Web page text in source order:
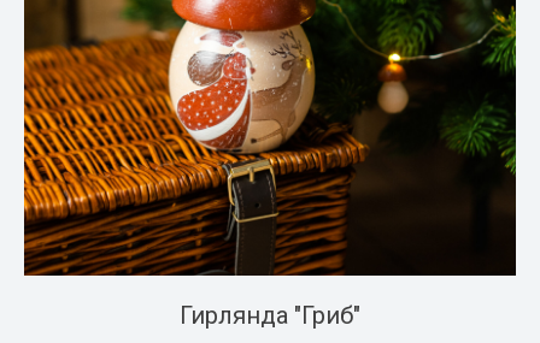
Гирлянда "Гриб"